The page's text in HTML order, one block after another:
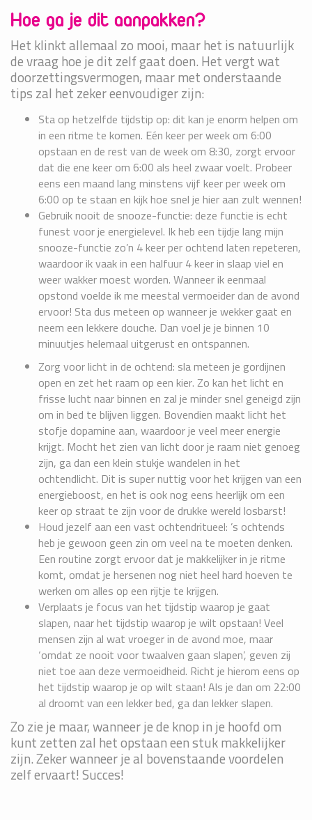
Hoe ga je dit aanpakken?
Het klinkt allemaal zo mooi, maar het is natuurlijk
de vraag hoe je dit zelf gaat doen. Het vergt wat
doorzettingsvermogen, maar met onderstaande
tips zal het zeker eenvoudiger zijn:
Sta op hetzelfde tijdstip op: dit kan je enorm helpen om
in een ritme te komen. Eén keer per week om 6:00
opstaan en de rest van de week om 8:30, zorgt ervoor
dat die ene keer om 6:00 als heel zwaar voelt. Probeer
eens een maand lang minstens vijf keer per week om
6:00 op te staan en kijk hoe snel je hier aan zult wennen!
Gebruik nooit de snooze-functie: deze functie is echt
funest voor je energielevel. Ik heb een tijdje lang mijn
snooze-functie zo’n 4 keer per ochtend laten repeteren,
waardoor ik vaak in een halfuur 4 keer in slaap viel en
weer wakker moest worden. Wanneer ik eenmaal
opstond voelde ik me meestal vermoeider dan de avond
ervoor! Sta dus meteen op wanneer je wekker gaat en
neem een lekkere douche. Dan voel je je binnen 10
minuutjes helemaal uitgerust en ontspannen.
Zorg voor licht in de ochtend: sla meteen je gordijnen
open en zet het raam op een kier. Zo kan het licht en
frisse lucht naar binnen en zal je minder snel geneigd zijn
om in bed te blijven liggen. Bovendien maakt licht het
stofje dopamine aan, waardoor je veel meer energie
krijgt. Mocht het zien van licht door je raam niet genoeg
zijn, ga dan een klein stukje wandelen in het
ochtendlicht. Dit is super nuttig voor het krijgen van een
energieboost, en het is ook nog eens heerlijk om een
keer op straat te zijn voor de drukke wereld losbarst!
Houd jezelf aan een vast ochtendritueel: ’s ochtends
heb je gewoon geen zin om veel na te moeten denken.
Een routine zorgt ervoor dat je makkelijker in je ritme
komt, omdat je hersenen nog niet heel hard hoeven te
werken om alles op een rijtje te krijgen.
Verplaats je focus van het tijdstip waarop je gaat
slapen, naar het tijdstip waarop je wilt opstaan! Veel
mensen zijn al wat vroeger in de avond moe, maar
‘omdat ze nooit voor twaalven gaan slapen’, geven zij
niet toe aan deze vermoeidheid. Richt je hierom eens op
het tijdstip waarop je op wilt staan! Als je dan om 22:00
al droomt van een lekker bed, ga dan lekker slapen.
Zo zie je maar, wanneer je de knop in je hoofd om
kunt zetten zal het opstaan een stuk makkelijker
zijn. Zeker wanneer je al bovenstaande voordelen
zelf ervaart! Succes!